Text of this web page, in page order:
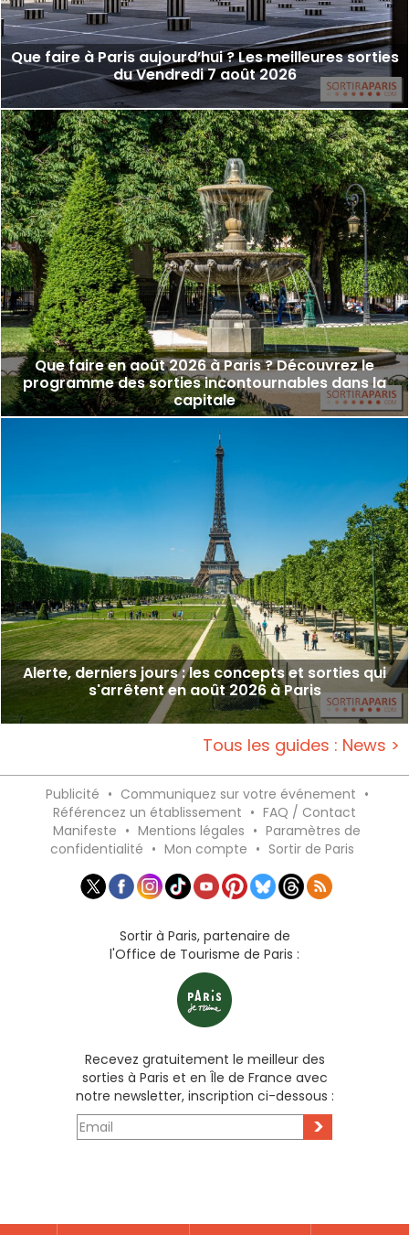
Que faire à Paris aujourd’hui ? Les meilleures sorties
du Vendredi 7 août 2026
Que faire en août 2026 à Paris ? Découvrez le
programme des sorties incontournables dans la
capitale
Alerte, derniers jours : les concepts et sorties qui
s'arrêtent en août 2026 à Paris
Tous les guides : News >
Publicité • Communiquez sur votre événement •
Référencez un établissement • FAQ / Contact
Manifeste • Mentions légales • Paramètres de
confidentialité • Mon compte • Sortir de Paris
Sortir à Paris, partenaire de
l'Office de Tourisme de Paris :
Recevez gratuitement le meilleur des
sorties à Paris et en Île de France avec
notre newsletter, inscription ci-dessous :
>